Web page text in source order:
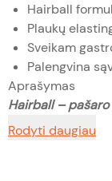
Hairball
Plaukų
Sveikam
Palengvina
Aprašymas
Hairball –
Rodyti daugiau